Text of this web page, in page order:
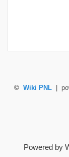
© Wiki PNL |
Powered by